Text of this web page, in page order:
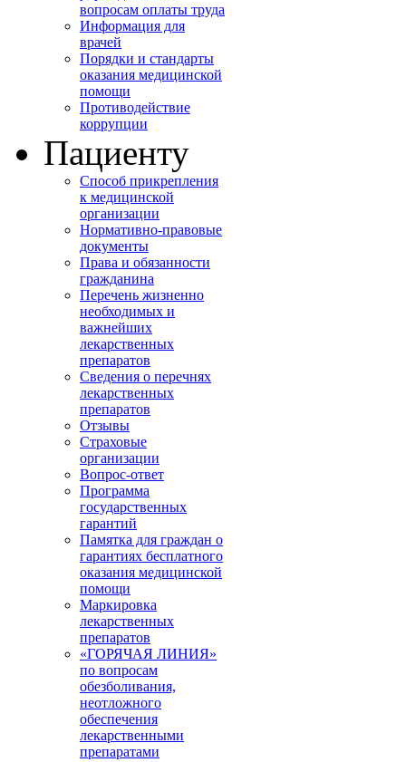
вопросам оплаты труда
Информация для
врачей
Порядки и стандарты
оказания медицинской
помощи
Противодействие
коррупции
Пациенту
Способ прикрепления
к медицинской
организации
Нормативно-правовые
документы
Права и обязанности
гражданина
Перечень жизненно
необходимых и
важнейших
лекарственных
препаратов
Сведения о перечнях
лекарственных
препаратов
Отзывы
Страховые
организации
Вопрос-ответ
Программа
государственных
гарантий
Памятка для граждан о
гарантиях бесплатного
оказания медицинской
помощи
Маркировка
лекарственных
препаратов
«ГОРЯЧАЯ ЛИНИЯ»
по вопросам
обезболивания,
неотложного
обеспечения
лекарственными
препаратами